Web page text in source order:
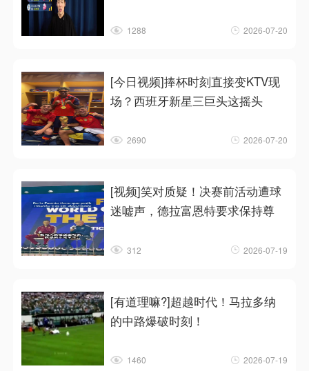
1288 2026-07-20
[今日视频]捧杯时刻直接变KTV现
场？西班牙新星三巨头这摇头
2690 2026-07-20
[视频]笑对质疑！决赛前活动遭球
迷嘘声，德拉富恩特要求保持尊
312 2026-07-19
[有道理嘛?]超越时代！马拉多纳
的中路爆破时刻！
1460 2026-07-19